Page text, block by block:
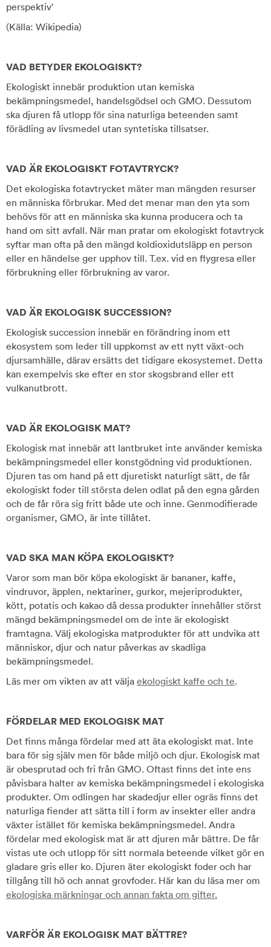
perspektiv'
(Källa: Wikipedia)
VAD BETYDER EKOLOGISKT?
Ekologiskt innebär produktion utan kemiska
bekämpningsmedel, handelsgödsel och GMO. Dessutom
ska djuren få utlopp för sina naturliga beteenden samt
förädling av livsmedel utan syntetiska tillsatser.
VAD ÄR EKOLOGISKT FOTAVTRYCK?
Det ekologiska fotavtrycket mäter man mängden resurser
en människa förbrukar. Med det menar man den yta som
behövs för att en människa ska kunna producera och ta
hand om sitt avfall. När man pratar om ekologiskt fotavtryck
syftar man ofta på den mängd koldioxidutsläpp en person
eller en händelse ger upphov till. T.ex. vid en flygresa eller
förbrukning eller förbrukning av varor.
VAD ÄR EKOLOGISK SUCCESSION?
Ekologisk succession innebär en förändring inom ett
ekosystem som leder till uppkomst av ett nytt växt-och
djursamhälle, därav ersätts det tidigare ekosystemet. Detta
kan exempelvis ske efter en stor skogsbrand eller ett
vulkanutbrott.
VAD ÄR EKOLOGISK MAT?
Ekologisk mat innebär att lantbruket inte använder kemiska
bekämpningsmedel eller konstgödning vid produktionen.
Djuren tas om hand på ett djuretiskt naturligt sätt, de får
ekologiskt foder till största delen odlat på den egna gården
och de får röra sig fritt både ute och inne. Genmodifierade
organismer, GMO, är inte tillåtet.
VAD SKA MAN KÖPA EKOLOGISKT?
Varor som man bör köpa ekologiskt är bananer, kaffe,
vindruvor, äpplen, nektariner, gurkor, mejeriprodukter,
kött, potatis och kakao då dessa produkter innehåller störst
mängd bekämpningsmedel om de inte är ekologiskt
framtagna. Välj ekologiska matprodukter för att undvika att
människor, djur och natur påverkas av skadliga
bekämpningsmedel.
Läs mer om vikten av att välja ekologiskt kaffe och te.
FÖRDELAR MED EKOLOGISK MAT
Det finns många fördelar med att äta ekologiskt mat. Inte
bara för sig själv men för både miljö och djur. Ekologisk mat
är obesprutad och fri från GMO. Oftast finns det inte ens
påvisbara halter av kemiska bekämpningsmedel i ekologiska
produkter. Om odlingen har skadedjur eller ogräs finns det
naturliga fiender att sätta till i form av insekter eller andra
växter istället för kemiska bekämpningsmedel. Andra
fördelar med ekologisk mat är att djuren mår bättre. De får
vistas ute och utlopp för sitt normala beteende vilket gör en
gladare gris eller ko. Djuren äter ekologiskt foder och har
tillgång till hö och annat grovfoder. Här kan du läsa mer om
ekologiska märkningar och annan fakta om gifter.
VARFÖR ÄR EKOLOGISK MAT BÄTTRE?